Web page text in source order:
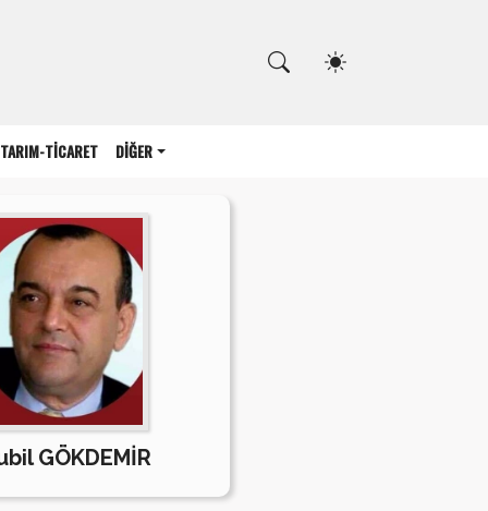
TARIM-TİCARET DİĞER
GÖKDEMİR